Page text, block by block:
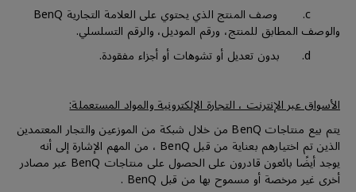
c. وصف المنتج الذي يحتوي على العلامة التجارية BenQ
والوصف المطابق للمنتج، ورقم الموديل، والرقم التسلسلي.
الأسواق عبر الإنترنت ، التجارة الإلكترونية والمواد المستعملة:
يتم بيع منتاجات BenQ من خلال شبكة من الموزعين والتجار المعتمدين
الذين تم اختيارهم بعناية من قبل BenQ ، من المهم الإشارة إلى أنه
يوجد أيضًا بائعون قادرون على الحصول على منتاجات BenQ عبر مصادر
أخرى غير مرخصة أو مسموح بها من قبل BenQ .